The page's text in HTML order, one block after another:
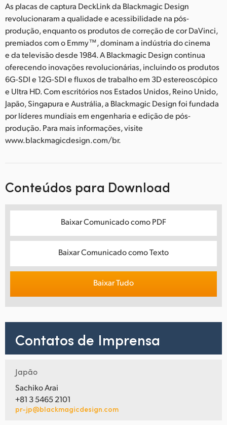
As placas de captura DeckLink da Blackmagic Design
revolucionaram a qualidade e acessibilidade na pós-
produção, enquanto os produtos de correção de cor DaVinci,
premiados com o Emmy™, dominam a indústria do cinema
e da televisão desde 1984. A Blackmagic Design continua
oferecendo inovações revolucionárias, incluindo os produtos
6G-SDI e 12G-SDI e fluxos de trabalho em 3D estereoscópico
e Ultra HD. Com escritórios nos Estados Unidos, Reino Unido,
Japão, Singapura e Austrália, a Blackmagic Design foi fundada
por líderes mundiais em engenharia e edição de pós-
produção. Para mais informações, visite
www.blackmagicdesign.com/br.
Conteúdos para Download
Baixar Comunicado como PDF
Baixar Comunicado como Texto
Baixar Tudo
Contatos de Imprensa
Japão
Sachiko Arai
+81 3 5465 2101
pr-jp@blackmagicdesign.com